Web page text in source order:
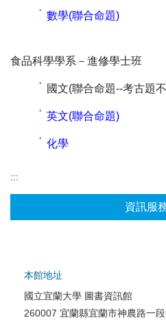
˙ 數學(聯合命題)
食品科學學系 － 進修學士班
˙ 國文(聯合命題--考古題
˙ 英文(聯合命題)
˙ 化學
:::
資訊服
校園網路服務
本館地址
國立宜蘭大學 圖書資訊館
260007 宜蘭縣宜蘭市神農路一